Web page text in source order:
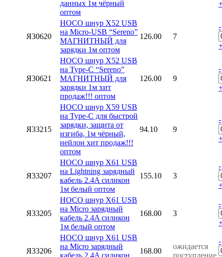
данных 1м чёрный
оптом
Я30620
HOCO шнур X52 USB
на Micro-USB “Sereno”
МАГНИТНЫЙ для
зарядки 1м оптом
126.00 7
-
Я30621
HOCO шнур X52 USB
на Type-C “Sereno”
МАГНИТНЫЙ для
зарядки 1м хит
продаж!!! оптом
126.00 9
-
Я33215
HOCO шнур X59 USB
на Type-C для быстрой
зарядки, защита от
изгиба, 1м чёрный,
нейлон хит продаж!!!
оптом
94.10 9
-
Я33207
HOCO шнур X61 USB
на Lightning зарядный
кабель 2.4A силикон
1м белый оптом
155.10 3
-
Я33205
HOCO шнур X61 USB
на Micro зарядный
кабель 2.4A силикон
1м белый оптом
168.00 3
-
Я33206
HOCO шнур X61 USB
на Micro зарядный
кабель 2.4A силикон
168.00
ожидается
поступление
-